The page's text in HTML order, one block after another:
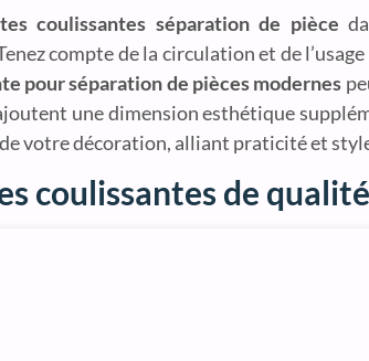
coulissantes séparation de pièce
compte de la circulation et de
pour séparation de pièces modernes
une dimension esthétique
votre décoration, alliant praticité et
coulissantes de qualité